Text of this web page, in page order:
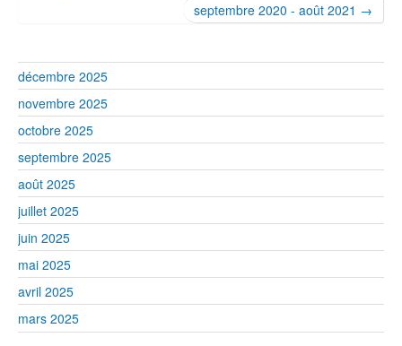
septembre 2020 - août 2021 →
décembre 2025
novembre 2025
octobre 2025
septembre 2025
août 2025
juillet 2025
juin 2025
mai 2025
avril 2025
mars 2025